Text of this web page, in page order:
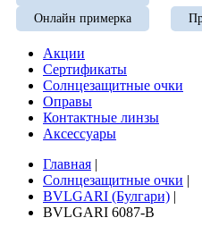
Онлайн примерка
Акции
Сертификаты
Солнцезащитные очки
Оправы
Контактные линзы
Аксессуары
Главная |
Солнцезащитные очки |
BVLGARI (Булгари) |
BVLGARI 6087-B